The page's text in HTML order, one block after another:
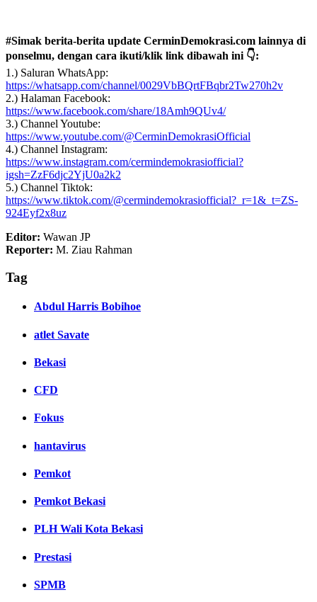
#Simak berita-berita update CerminDemokrasi.com lainnya di
ponselmu, dengan cara ikuti/klik link dibawah ini 👇:
1.) Saluran WhatsApp:
https://whatsapp.com/channel/0029VbBQrtFBqbr2Tw270h2v
2.) Halaman Facebook:
https://www.facebook.com/share/18Amh9QUv4/
3.) Channel Youtube:
https://www.youtube.com/@CerminDemokrasiOfficial
4.) Channel Instagram:
https://www.instagram.com/cermindemokrasiofficial?
igsh=ZzF6djc2YjU0a2k2
5.) Channel Tiktok:
https://www.tiktok.com/@cermindemokrasiofficial?_r=1&_t=ZS-
924Eyf2x8uz
Editor: Wawan JP
Reporter: M. Ziau Rahman
Tag
Abdul Harris Bobihoe
atlet Savate
Bekasi
CFD
Fokus
hantavirus
Pemkot
Pemkot Bekasi
PLH Wali Kota Bekasi
Prestasi
SPMB